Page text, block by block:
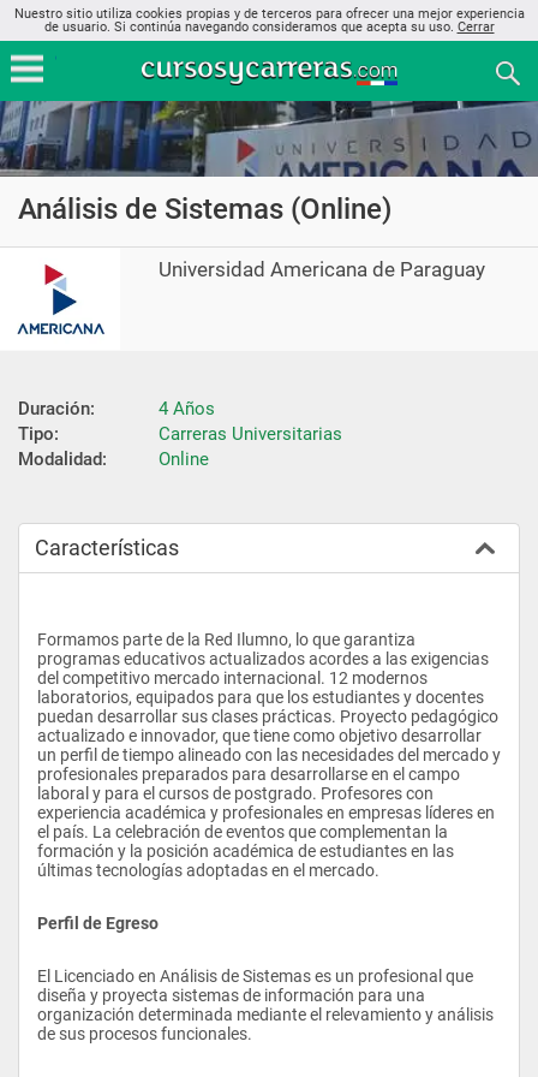
Nuestro sitio utiliza cookies propias y de terceros para ofrecer una mejor experiencia
de usuario. Si continúa navegando consideramos que acepta su uso. Cerrar
Análisis de Sistemas (Online)
Universidad Americana de Paraguay
Duración:
4 Años
Tipo:
Carreras Universitarias
Modalidad:
Online
Características
Formamos parte de la Red Ilumno, lo que garantiza
programas educativos actualizados acordes a las exigencias
del competitivo mercado internacional. 12 modernos
laboratorios, equipados para que los estudiantes y docentes
puedan desarrollar sus clases prácticas. Proyecto pedagógico
actualizado e innovador, que tiene como objetivo desarrollar
un perfil de tiempo alineado con las necesidades del mercado y
profesionales preparados para desarrollarse en el campo
laboral y para el cursos de postgrado. Profesores con
experiencia académica y profesionales en empresas líderes en
el país. La celebración de eventos que complementan la
formación y la posición académica de estudiantes en las
últimas tecnologías adoptadas en el mercado.
Perfil de Egreso
El Licenciado en Análisis de Sistemas es un profesional que
diseña y proyecta sistemas de información para una
organización determinada mediante el relevamiento y análisis
de sus procesos funcionales.